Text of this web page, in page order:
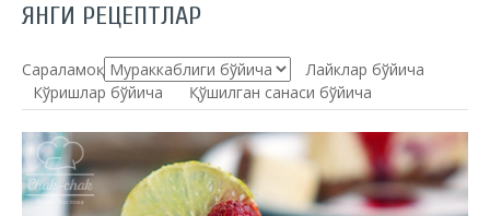
ЯНГИ РЕЦЕПТЛАР
Сараламоқ:
Лайклар бўйича
Кўришлар бўйича
Қўшилган санаси бўйича